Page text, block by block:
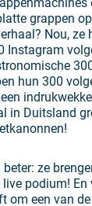
grappen
Nou, ze
Instagram
hun 300
in Duitsland
ze
podium! En
om een van